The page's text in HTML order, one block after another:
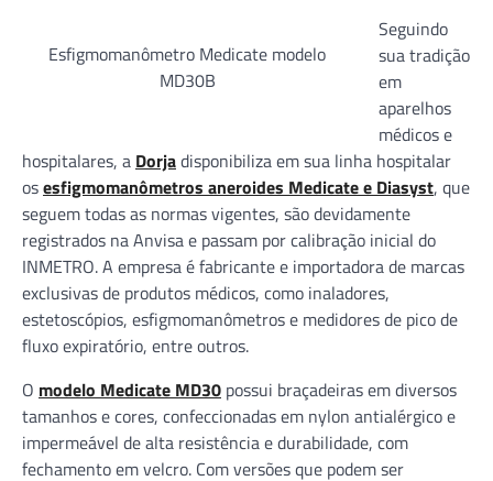
Esfigmomanômetro Medicate modelo
MD30B
Seguindo
sua tradição
em
aparelhos
médicos e
hospitalares, a Dorjadisponibiliza em sua linha hospitalar
osesfigmomanômetros aneroides Medicate e Diasyst, que
seguem todas as normas vigentes, são devidamente
registrados na Anvisa e passam por calibração inicial do
INMETRO. A empresa é fabricante e importadora de marcas
exclusivas de produtos médicos, como inaladores,
estetoscópios, esfigmomanômetros e medidores de pico de
fluxo expiratório, entre outros.
O modelo Medicate MD30 possui braçadeiras em diversos
tamanhos e cores, confeccionadas em nylon antialérgico e
impermeável de alta resistência e durabilidade, com
fechamento em velcro. Com versões que podem ser